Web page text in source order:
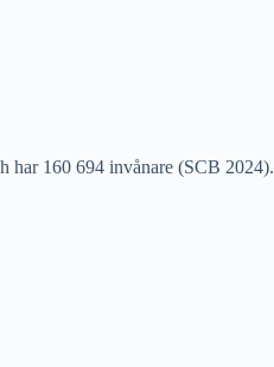
har 160 694 invånare (SCB 2024).